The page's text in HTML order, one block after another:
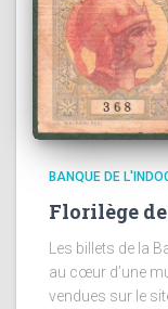
BANQUE DE
Florilège
Les billets de la
au cœur d’une
vendues sur le